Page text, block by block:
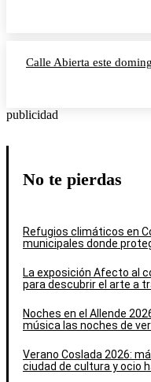
Calle Abierta este
publicidad
No te pierdas
Refugios climáticos en
municipales donde
La exposición Afecto al
para descubrir el arte a
Noches en el Allende
música las noches de
Verano Coslada 2026:
ciudad de cultura y ocio